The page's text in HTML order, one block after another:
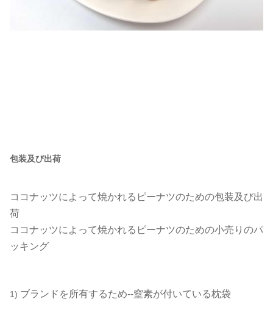
包装及び出荷
ココナッツによって焼かれるピーナツのための包装及び出
荷
ココナッツによって焼かれるピーナツのための小売りのパ
ッキング
1) ブランドを所有するため--窒素が付いている枕袋